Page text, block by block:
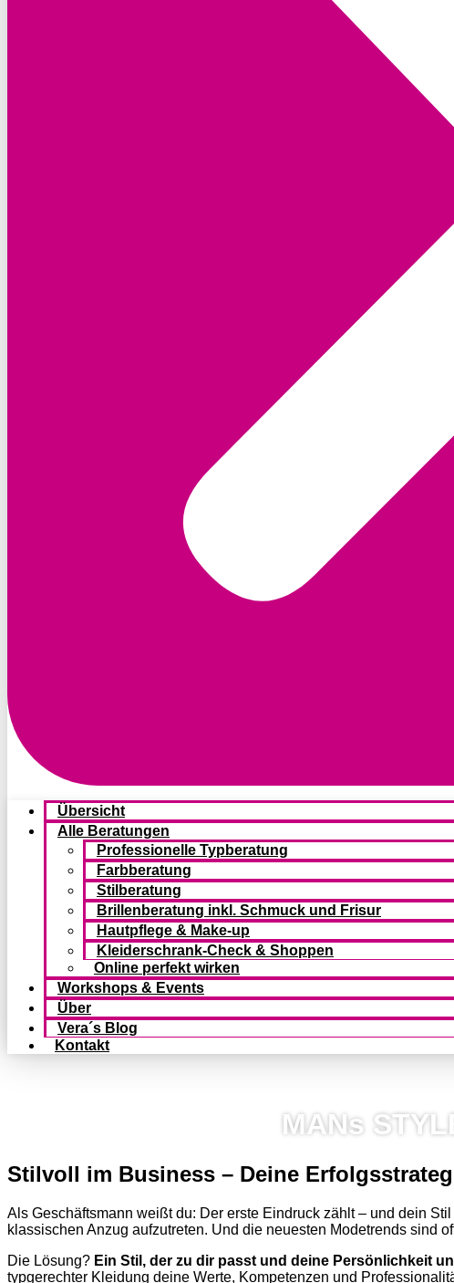
Übersicht
Alle Beratungen
Professionelle Typberatung
Farbberatung
Stilberatung
Brillenberatung inkl. Schmuck und Frisur
Hautpflege & Make-up
Kleiderschrank-Check & Shoppen
Online perfekt wirken
Workshops & Events
Über
Vera´s Blog
Kontakt
MANs
Stilvoll im Business – Deine
Als Geschäftsmann weißt du: Der erste Eindruck zählt – und dein
klassischen Anzug aufzutreten. Und die neuesten Modetrends sind
Die Lösung? Ein Stil, der zu dir passt und deine Persön­lichkeit
typgerechter Kleidung deine Werte, Kompe­tenzen und